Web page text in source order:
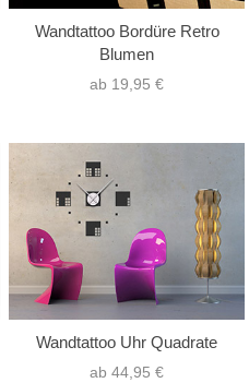
Wandtattoo Bordüre Retro
Blumen
ab 19,95 €
Wandtattoo Uhr Quadrate
ab 44,95 €